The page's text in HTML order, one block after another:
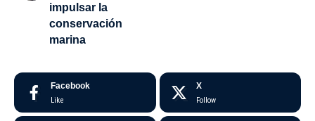
impulsar la
conservación
marina
Facebook
Like
X
Follow